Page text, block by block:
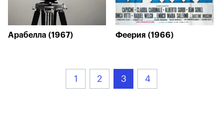
Арабелла (1967) Феерия (1966)
1 2 3 4